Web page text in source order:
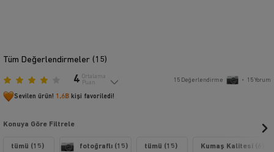
Tüm Değerlendirmeler (15)
4 Ortalama
Puan
15 Değerlendirme • 15Yorum
Sevilen ürün! 1,6B kişi favoriledi!
Konuya Göre Filtrele
tümü (15) fotoğraflı (15) tümü (15) Kumaş Kalitesi (6)